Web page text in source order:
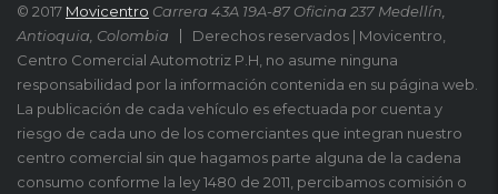
© 2017 Movicentro Carrera 43A 19A-87 Oficina 237 Medellín,
Antioquia, Colombia
Derechos reservados | Movicentro,
Centro Comercial Automotriz P.H, no asume ninguna
responsabilidad por la información contenida en su página web.
La publicación de cada vehículo es efectuada por cuenta y
riesgo de cada uno de los comerciantes que integran nuestro
centro comercial sin que hagamos parte alguna de la cadena
consumo conforme la ley 1480 de 2011, percibamos comisión o